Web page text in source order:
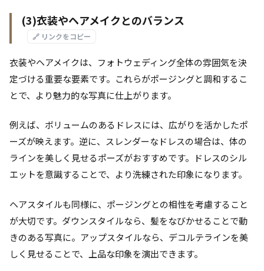
(3)衣装やヘアメイクとのバランス
🔗 リンクをコピー
衣装やヘアメイクは、フォトウェディング全体の雰囲気を決
定づける重要な要素です。これらがポージングと調和するこ
とで、より魅力的な写真に仕上がります。
例えば、ボリュームのあるドレスには、広がりを活かしたポ
ーズが映えます。逆に、スレンダーなドレスの場合は、体の
ラインを美しく見せるポーズがおすすめです。ドレスのシル
エットを意識することで、より洗練された印象になります。
ヘアスタイルも同様に、ポージングとの相性を考慮すること
が大切です。ダウンスタイルなら、髪をなびかせることで動
きのある写真に。アップスタイルなら、デコルテラインを美
しく見せることで、上品な印象を演出できます。